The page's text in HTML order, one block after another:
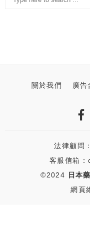
關於我們 廣告
法律顧問
客服信箱
©2024
日本
網頁